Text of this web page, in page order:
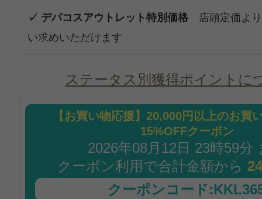
✓ デパコスアウトレット特別価格 店頭定価よ
い求めいただけます
ステータス別獲得ポイントに
【お買い物応援】20,000円以上のお買
15%OFFクーポン
2026年08月12日 23時59分
クーポン利用で合計金額から
クーポンコード